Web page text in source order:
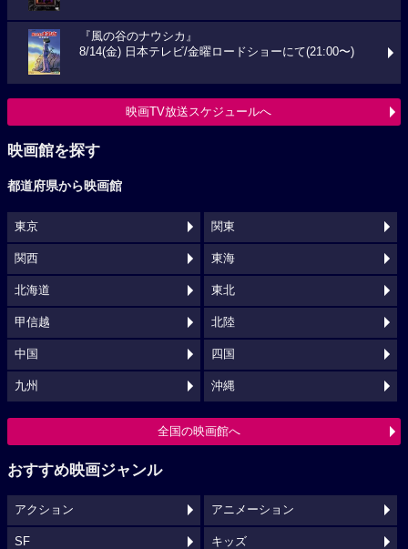
『風の谷のナウシカ』
8/14(金) 日本テレビ/金曜ロードショーにて(21:00〜)
映画TV放送スケジュールへ
映画館を探す
都道府県から映画館
東京 関東
関西 東海
北海道 東北
甲信越 北陸
中国 四国
九州 沖縄
全国の映画館へ
おすすめ映画ジャンル
アクション アニメーション
SF キッズ